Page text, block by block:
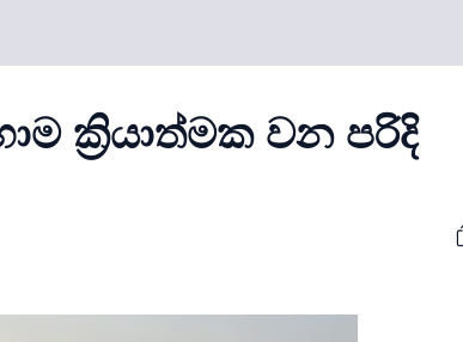
ක්‍රියාත්මක වන පරිදි